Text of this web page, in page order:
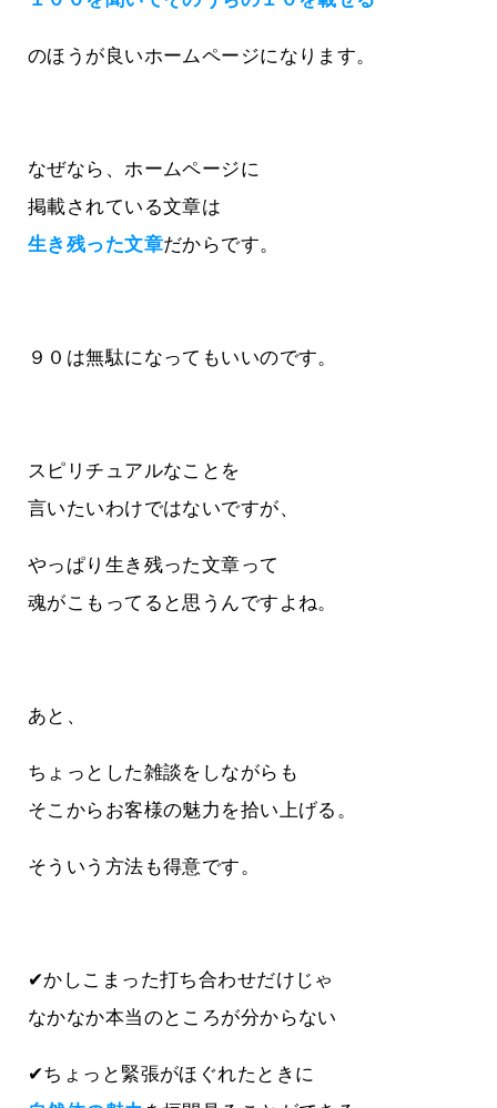
のほうが良いホームページになります。
なぜなら、ホームページに
掲載されている文章は
生き残った文章だからです。
９０は無駄になってもいいのです。
スピリチュアルなことを
言いたいわけではないですが、
やっぱり生き残った文章って
魂がこもってると思うんですよね。
あと、
ちょっとした雑談をしながらも
そこからお客様の魅力を拾い上げる。
そういう方法も得意です。
✔かしこまった打ち合わせだけじゃ
なかなか本当のところが分からない
✔ちょっと緊張がほぐれたときに